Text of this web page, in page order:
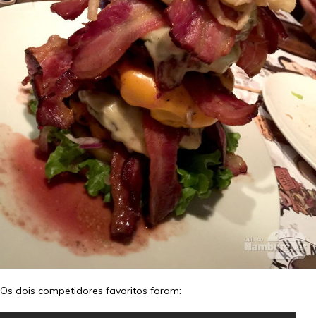
Os dois competidores favoritos foram: